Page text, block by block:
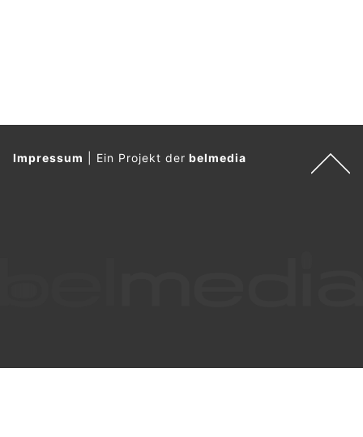
Impressum Ein Projekt derbelmedia